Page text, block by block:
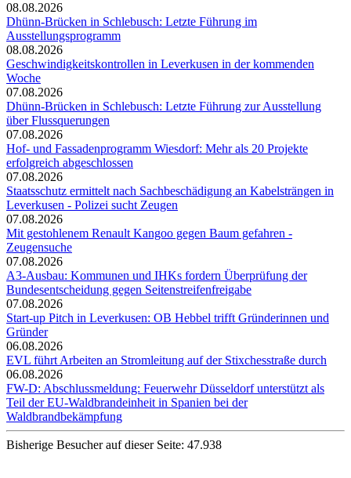
08.08.2026
Dhünn-Brücken in Schlebusch: Letzte Führung im
Ausstellungsprogramm
08.08.2026
Geschwindigkeitskontrollen in Leverkusen in der kommenden
Woche
07.08.2026
Dhünn-Brücken in Schlebusch: Letzte Führung zur Ausstellung
über Flussquerungen
07.08.2026
Hof- und Fassadenprogramm Wiesdorf: Mehr als 20 Projekte
erfolgreich abgeschlossen
07.08.2026
Staatsschutz ermittelt nach Sachbeschädigung an Kabelsträngen in
Leverkusen - Polizei sucht Zeugen
07.08.2026
Mit gestohlenem Renault Kangoo gegen Baum gefahren -
Zeugensuche
07.08.2026
A3-Ausbau: Kommunen und IHKs fordern Überprüfung der
Bundesentscheidung gegen Seitenstreifenfreigabe
07.08.2026
Start-up Pitch in Leverkusen: OB Hebbel trifft Gründerinnen und
Gründer
06.08.2026
EVL führt Arbeiten an Stromleitung auf der Stixchesstraße durch
06.08.2026
FW-D: Abschlussmeldung: Feuerwehr Düsseldorf unterstützt als
Teil der EU-Waldbrandeinheit in Spanien bei der
Waldbrandbekämpfung
Bisherige Besucher auf dieser Seite: 47.938